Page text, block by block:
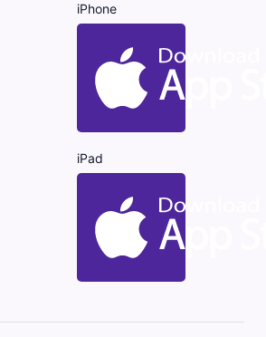
iPhone
iPad